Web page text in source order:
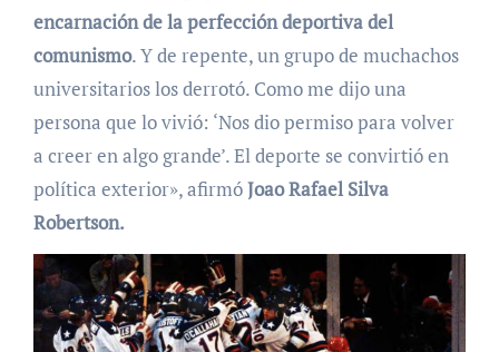
encarnación de la perfección deportiva del
comunismo. Y de repente, un grupo de muchachos
universitarios los derrotó. Como me dijo una
persona que lo vivió: ‘Nos dio permiso para volver
a creer en algo grande’. El deporte se convirtió en
política exterior», afirmóJoao Rafael Silva
Robertson.